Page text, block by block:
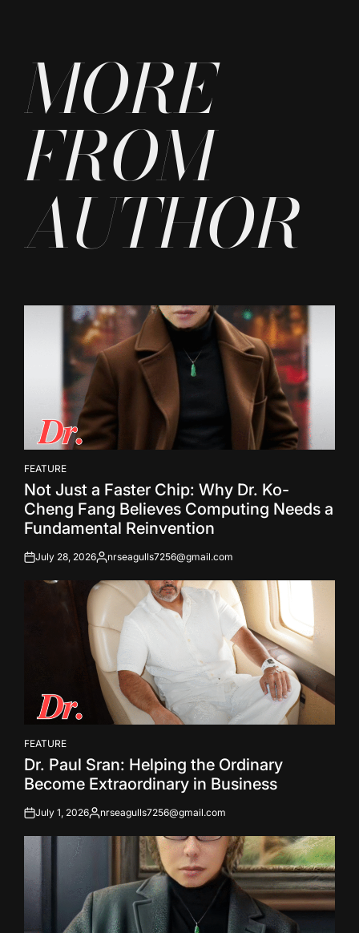
MORE
FROM
AUTHOR
POSTED
IN
FEATURE
Not Just a Faster Chip: Why Dr. Ko-
Cheng Fang Believes Computing Needs a
Fundamental Reinvention
onJuly 28, 2026Posted
nrseagulls7256@gmail.com
POSTED
IN
FEATURE
Dr. Paul Sran: Helping the Ordinary
Become Extraordinary in Business
onJuly 1, 2026Posted
nrseagulls7256@gmail.com